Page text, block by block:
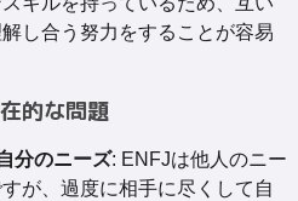
し合う努力をすることが容易
的な問題
分のニーズ: ENFJは他人のニー
が、過度に相手に尽くして自